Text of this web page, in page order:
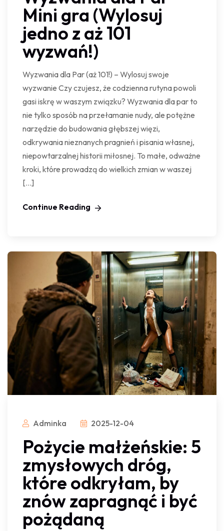
Mini gra (Wylosuj
jedno z aż 101
wyzwań!)
Wyzwania dla Par (aż 101!) – Wylosuj swoje
wyzwanie Czy czujesz, że codzienna rutyna powoli
gasi iskrę w waszym związku? Wyzwania dla par to
nie tylko sposób na przełamanie nudy, ale potężne
narzędzie do budowania głębszej więzi,
odkrywania nieznanych pragnień i pisania własnej,
niepowtarzalnej historii miłosnej. To małe, odważne
kroki, które prowadzą do wielkich zmian w waszej
[…]
Continue Reading
Adminka 2025-12-04
Pożycie małżeńskie: 5
zmysłowych dróg,
które odkryłam, by
znów zapragnąć i być
pożądaną